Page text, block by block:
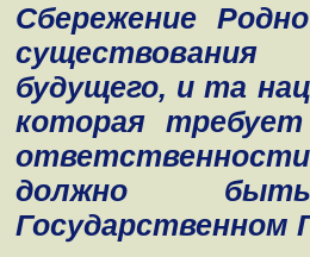
Сбережение
будущего, и та
которая
должно
Государственном